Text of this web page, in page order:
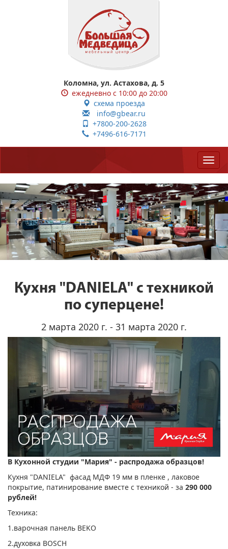
Коломна, ул. Астахова, д. 5
ежедневно с 10:00 до 20:00
схема проезда
info@gbear.ru
+7800-200-2628
+7496-616-7171
Кухня "DANIELA" с техникой
по суперцене!
2 марта 2020 г. - 31 марта 2020 г.
В Кухонной студии "Мария" - распродажа образцов!
Кухня "DANIELA" фасад МДФ 19 мм в пленке , лаковое
покрытие, патинирование вместе с техникой - за 290 000
рублей!
Техника:
1.варочная панель BEKO
2.духовка BOSCH